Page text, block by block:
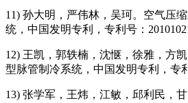
11) 孙大明，严伟林，吴珂。空气压
统，中国发明专利，专利号：
12) 王凯，郭轶楠，沈惬，徐雅，方
型脉管制冷系统，中国发明专利，专利
13) 张学军，王炜，江敏，邱利民，